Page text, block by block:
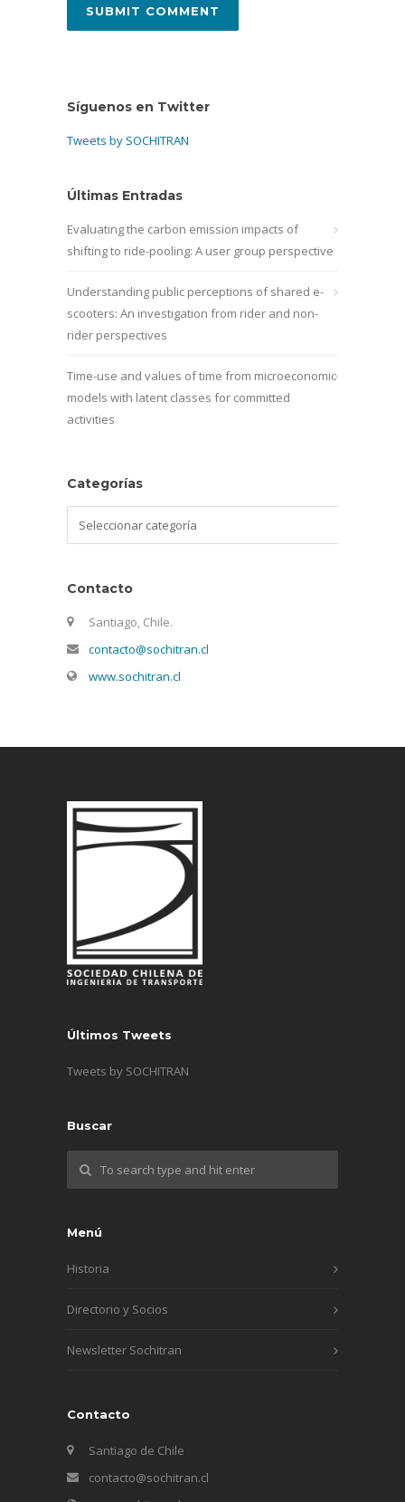
Síguenos en Twitter
Tweets by SOCHITRAN
Últimas Entradas
Evaluating the carbon emission impacts of
shifting to ride-pooling: A user group perspective
Understanding public perceptions of shared e-
scooters: An investigation from rider and non-
rider perspectives
Time-use and values of time from microeconomic
models with latent classes for committed
activities
Categorías
Contacto
Santiago, Chile.
contacto@sochitran.cl
www.sochitran.cl
Últimos Tweets
Tweets by SOCHITRAN
Buscar
Menú
Historia
Directorio y Socios
Newsletter Sochitran
Contacto
Santiago de Chile
contacto@sochitran.cl